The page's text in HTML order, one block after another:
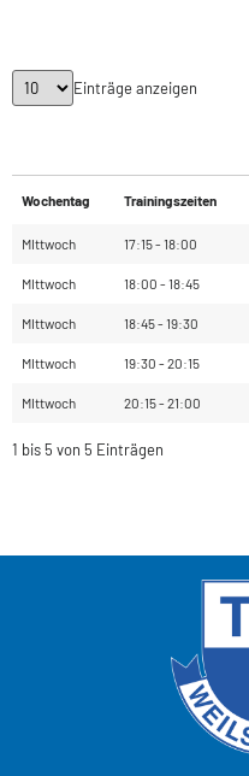
Einträge anzeigen
Wochentag Trainingszeiten
MIttwoch 17:15 - 18:00
MIttwoch 18:00 - 18:45
MIttwoch 18:45 - 19:30
MIttwoch 19:30 - 20:15
MIttwoch 20:15 - 21:00
1 bis 5 von 5 Einträgen